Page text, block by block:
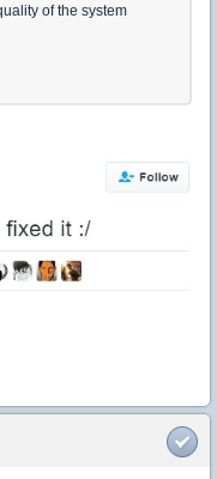
of the system